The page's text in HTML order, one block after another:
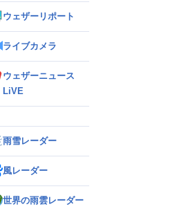
ウェザーリポート
ライブカメラ
ウェザーニュース
LiVE
雨雪レーダー
風レーダー
世界の雨雲レーダー